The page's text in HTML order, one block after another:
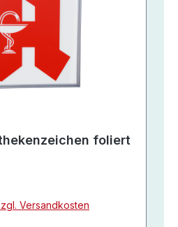
foliert
Versandkosten